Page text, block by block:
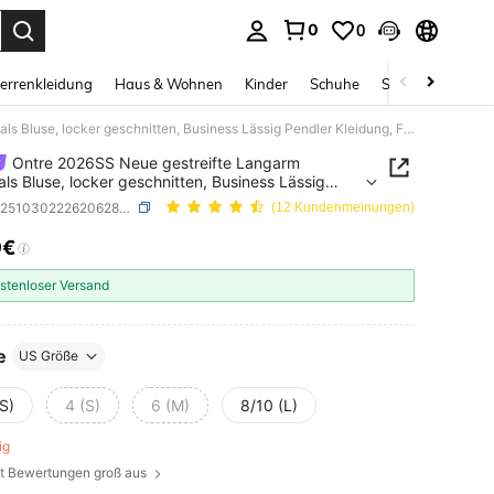
0 0
Haus & Wohnen Kinder Schuhe Schmuck &
Ontre 2026SS Neue gestreifte Langarm Rundhals Bluse, locker geschnitten, Business Lässig Pendler Kleidung, Frühling/Sommer
Ontre 2026SS Neue gestreifte Langarm
Bluse, locker geschnitten, Business Lässig
Kleidung, Frühling/Sommer
SKU: sz251030222620628604 (12 Kundenmeinungen)
AND AVAILABILITY
Versand
US Größe
4 (S) 6 (M) 8/10 (L)
Bewertungen groß aus